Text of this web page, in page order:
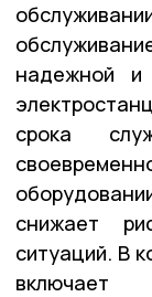
надежной и
срока
снижает
ситуаций. В
включает